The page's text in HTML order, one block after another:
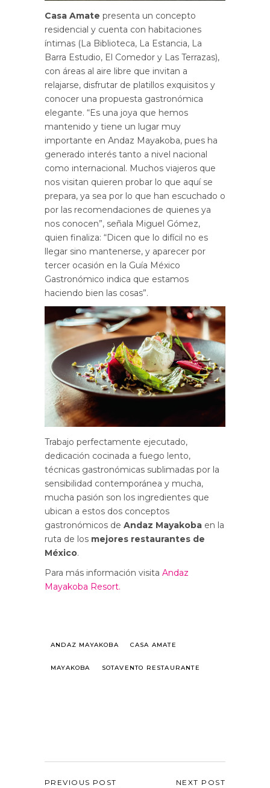
Casa Amate presenta un concepto
residencial y cuenta con habitaciones
íntimas (La Biblioteca, La Estancia, La
Barra Estudio, El Comedor y Las Terrazas),
con áreas al aire libre que invitan a
relajarse, disfrutar de platillos exquisitos y
conocer una propuesta gastronómica
elegante. “Es una joya que hemos
mantenido y tiene un lugar muy
importante en Andaz Mayakoba, pues ha
generado interés tanto a nivel nacional
como internacional. Muchos viajeros que
nos visitan quieren probar lo que aquí se
prepara, ya sea por lo que han escuchado o
por las recomendaciones de quienes ya
nos conocen”, señala Miguel Gómez,
quien finaliza: “Dicen que lo difícil no es
llegar sino mantenerse, y aparecer por
tercer ocasión en la Guía México
Gastronómico indica que estamos
haciendo bien las cosas”.
Trabajo perfectamente ejecutado,
dedicación cocinada a fuego lento,
técnicas gastronómicas sublimadas por la
sensibilidad contemporánea y mucha,
mucha pasión son los ingredientes que
ubican a estos dos conceptos
gastronómicos de Andaz Mayakoba en la
ruta de los mejores restaurantes de
México.
Para más información visita Andaz
Mayakoba Resort.
ANDAZ MAYAKOBA CASA AMATE
MAYAKOBA SOTAVENTO RESTAURANTE
PREVIOUS POST NEXT POST